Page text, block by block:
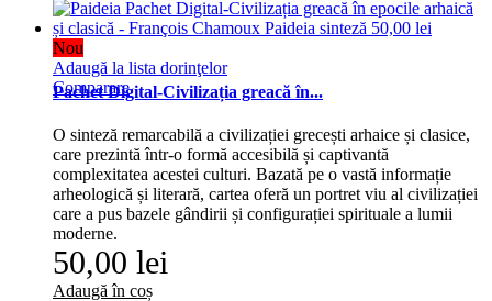
Nou
Adaugă la lista dorinţelor
Comparare
Pachet Digital-Civilizația greacă în...
O sinteză remarcabilă a civilizației grecești arhaice și clasice,
care prezintă într-o formă accesibilă și captivantă
complexitatea acestei culturi. Bazată pe o vastă informație
arheologică și literară, cartea oferă un portret viu al civilizației
care a pus bazele gândirii și configurației spirituale a lumii
moderne.
50,00 lei
Adaugă în coș